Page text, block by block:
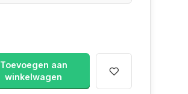
Toevoegen aan
winkelwagen